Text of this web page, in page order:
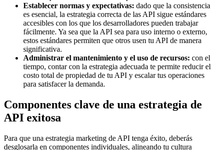
Establecer normas y expectativas: dado que la consistencia
es esencial, la estrategia correcta de las API sigue estándares
accesibles con los que los desarrolladores pueden trabajar
fácilmente. Ya sea que la API sea para uso interno o externo,
estos estándares permiten que otros usen tu API de manera
significativa.
Administrar el mantenimiento y el uso de recursos: con el
tiempo, contar con la estrategia adecuada te permite reducir el
costo total de propiedad de tu API y escalar tus operaciones
para satisfacer la demanda.
Componentes clave de una estrategia de
API exitosa
Para que una estrategia marketing de API tenga éxito, deberás
desglosarla en componentes individuales, alineando tu cultura